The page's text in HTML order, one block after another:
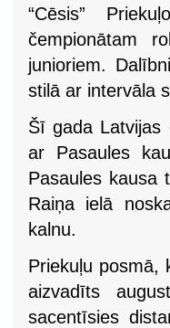
“Cēsis”
čempionātam
junioriem.
stilā ar intervāla
Šī gada Latvijas
ar Pasaules
Pasaules kausa
Raiņa ielā
kalnu.
Priekuļu posmā,
aizvadīts
sacentīsies